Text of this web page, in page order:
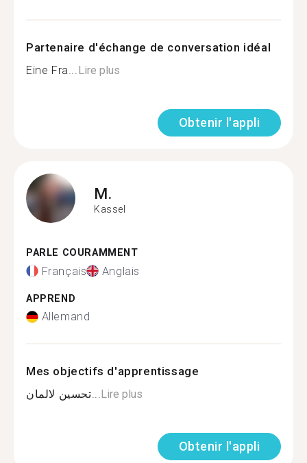
Partenaire d'échange de conversation idéal
Eine Fra...Lire plus
Obtenir l'appli
M.
Kassel
PARLE COURAMMENT
Français Anglais
APPREND
Allemand
Mes objectifs d'apprentissage
تحسين لالمان...Lire plus
Obtenir l'appli